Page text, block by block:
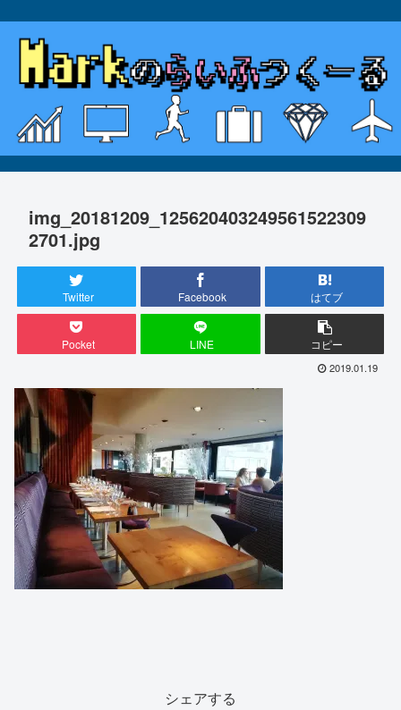
img_20181209_125620403249561522309
2701.jpg
Twitter Facebook はてブ
Pocket LINE コピー
2019.01.19
シェアする